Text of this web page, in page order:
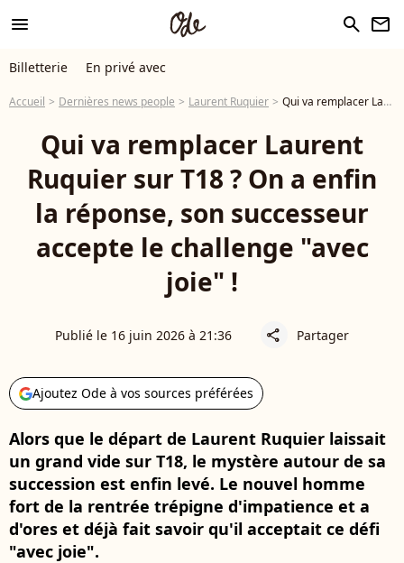
menu search newsletter
Billetterie En privé avec
Accueil Dernières news people Laurent Ruquier Qui va remplacer Laurent Ruquier sur T18 ? On a enfin la réponse, son successeur accepte le challenge "avec joie" !
Qui va remplacer Laurent
Ruquier sur T18 ? On a enfin
la réponse, son successeur
accepte le challenge "avec
joie" !
Publié le 16 juin 2026 à 21:36 share Partager
Ajoutez Ode à vos sources préférées
Alors que le départ de Laurent Ruquier laissait
un grand vide sur T18, le mystère autour de sa
succession est enfin levé. Le nouvel homme
fort de la rentrée trépigne d'impatience et a
d'ores et déjà fait savoir qu'il acceptait ce défi
"avec joie".